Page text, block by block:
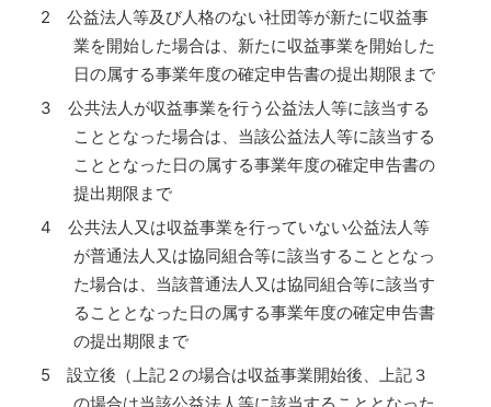
2 公益法人等及び人格のない社団等が新たに収益事
業を開始した場合は、新たに収益事業を開始した
日の属する事業年度の確定申告書の提出期限まで
3 公共法人が収益事業を行う公益法人等に該当する
こととなった場合は、当該公益法人等に該当する
こととなった日の属する事業年度の確定申告書の
提出期限まで
4 公共法人又は収益事業を行っていない公益法人等
が普通法人又は協同組合等に該当することとなっ
た場合は、当該普通法人又は協同組合等に該当す
ることとなった日の属する事業年度の確定申告書
の提出期限まで
5 設立後（上記２の場合は収益事業開始後、上記３
の場合は当該公益法人等に該当することとなった